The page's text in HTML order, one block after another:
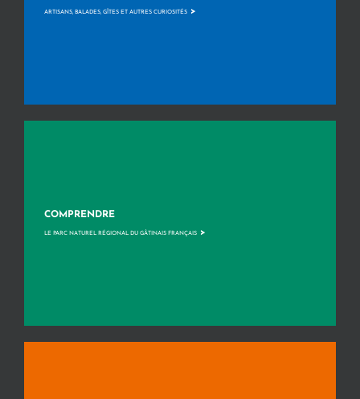
ARTISANS, BALADES, GÎTES ET AUTRES CURIOSITÉS >
COMPRENDRE
LE PARC NATUREL RÉGIONAL DU GÂTINAIS FRANÇAIS >